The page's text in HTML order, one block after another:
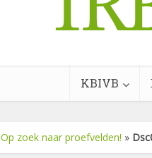
KBIVB
Op zoek naar proefvelden! »